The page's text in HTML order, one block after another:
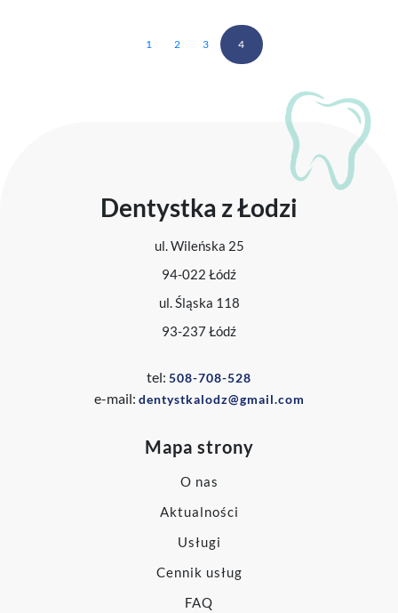
1 2 3 4
Dentystka z Łodzi
ul. Wileńska 25
94-022 Łódź
ul. Śląska 118
93-237 Łódź
tel: 508-708-528
e-mail: dentystkalodz@gmail.com
Mapa strony
O nas
Aktualności
Usługi
Cennik usług
FAQ